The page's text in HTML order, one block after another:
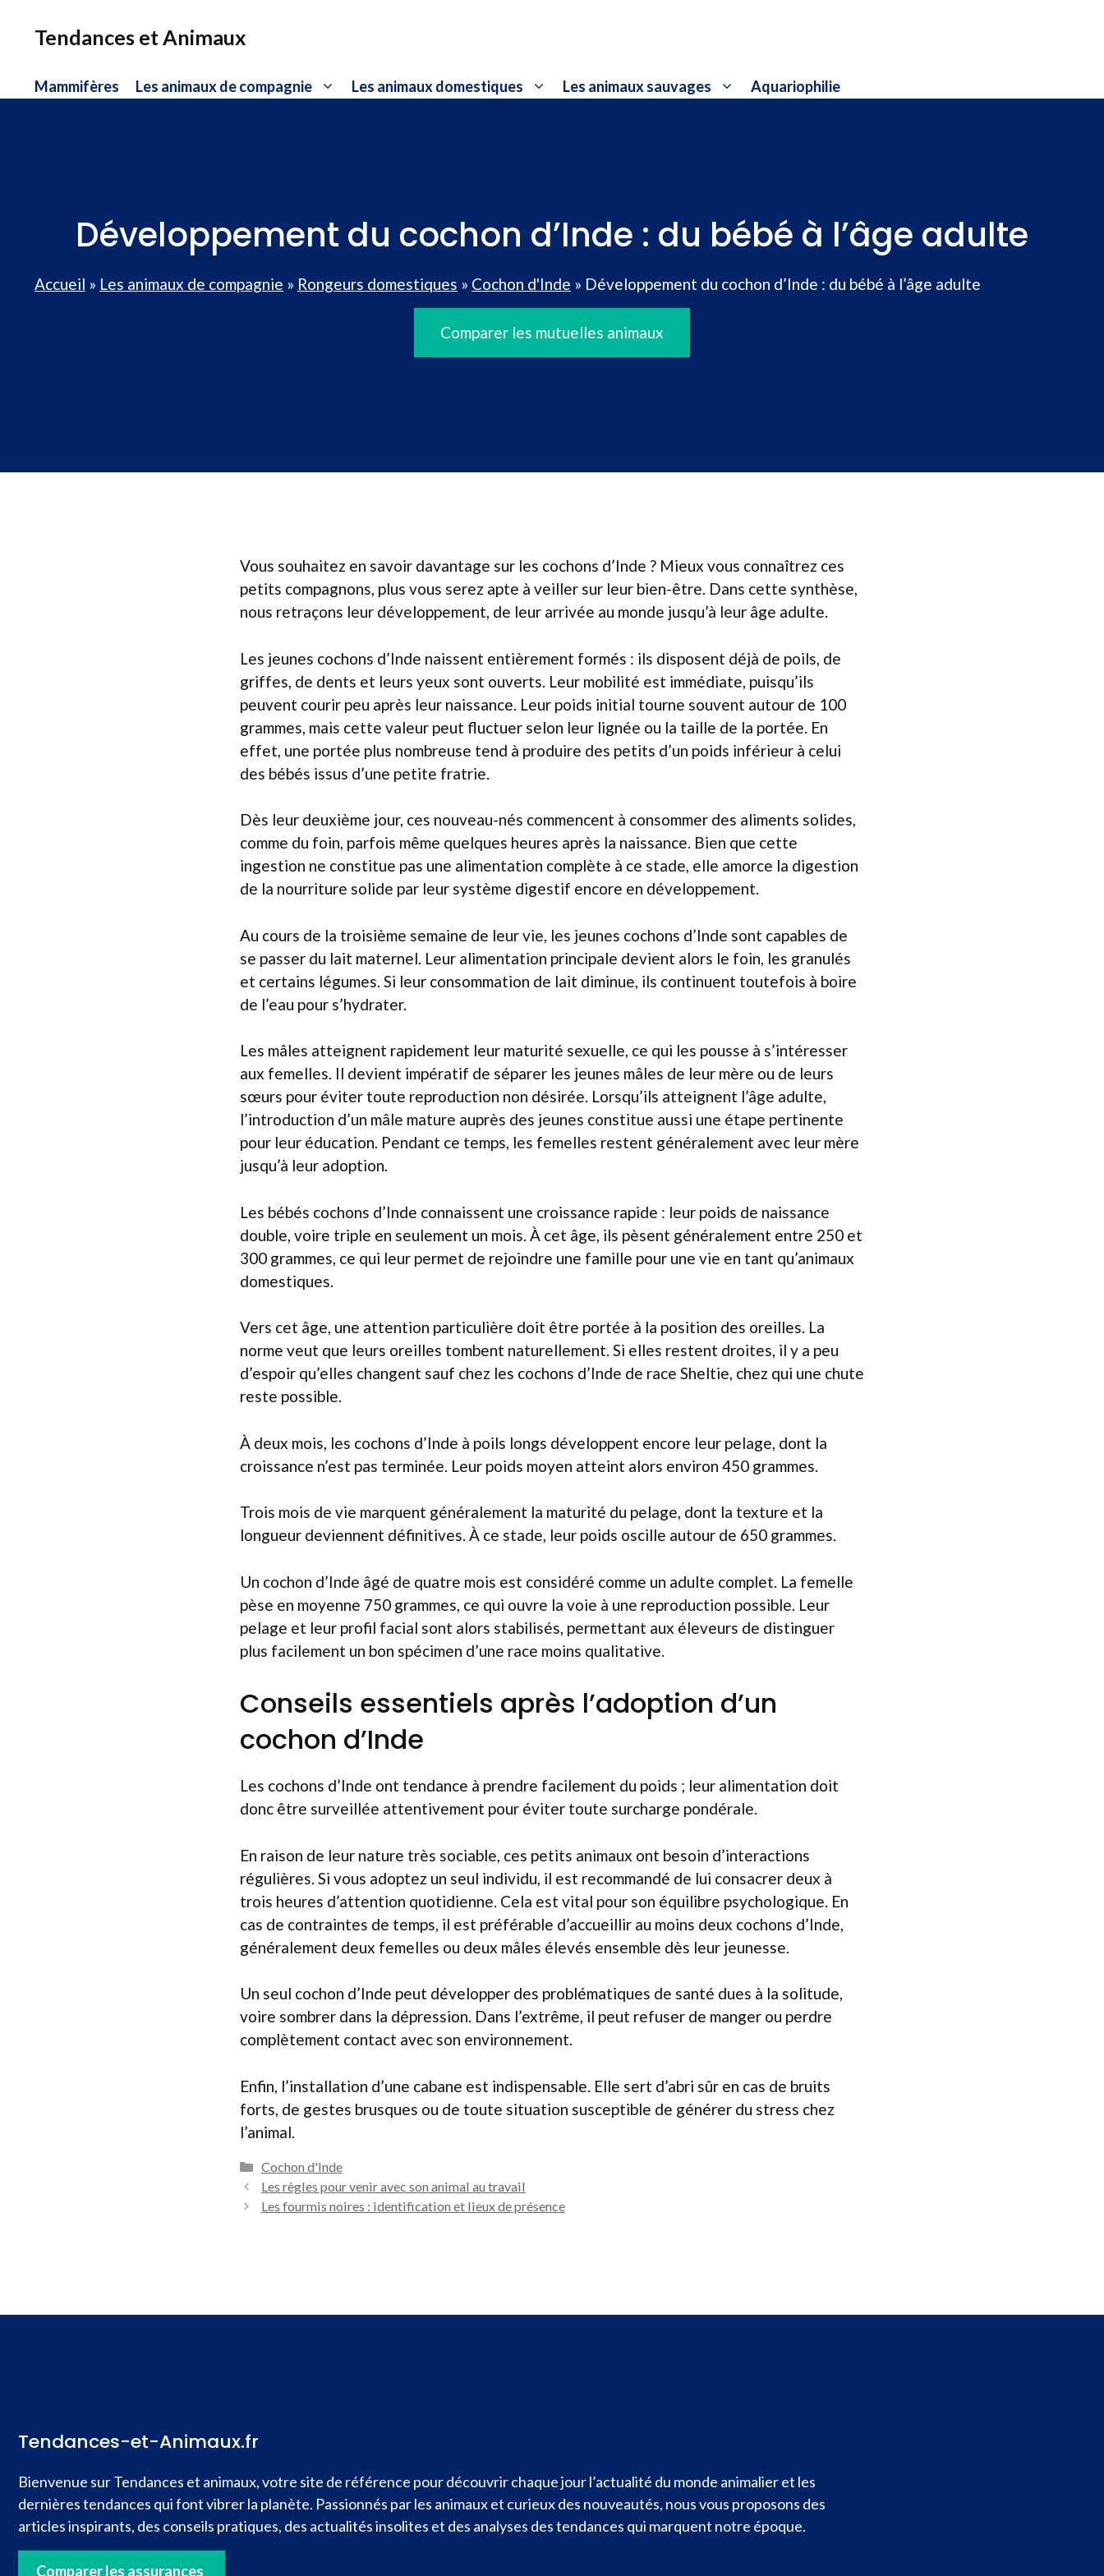
Tendances et Animaux
Mammifères Les animaux de compagnie Les animaux domestiques Les animaux sauvages Aquariophilie
Développement du cochon d’Inde : du bébé à l’âge adulte
Accueil » Les animaux de compagnie » Rongeurs domestiques » Cochon d'Inde » Développement du cochon d’Inde : du bébé à l’âge adulte
Comparer les mutuelles animaux
Vous souhaitez en savoir davantage sur les cochons d’Inde ? Mieux vous connaîtrez ces
petits compagnons, plus vous serez apte à veiller sur leur bien-être. Dans cette synthèse,
nous retraçons leur développement, de leur arrivée au monde jusqu’à leur âge adulte.
Les jeunes cochons d’Inde naissent entièrement formés : ils disposent déjà de poils, de
griffes, de dents et leurs yeux sont ouverts. Leur mobilité est immédiate, puisqu’ils
peuvent courir peu après leur naissance. Leur poids initial tourne souvent autour de 100
grammes, mais cette valeur peut fluctuer selon leur lignée ou la taille de la portée. En
effet, une portée plus nombreuse tend à produire des petits d’un poids inférieur à celui
des bébés issus d’une petite fratrie.
Dès leur deuxième jour, ces nouveau-nés commencent à consommer des aliments solides,
comme du foin, parfois même quelques heures après la naissance. Bien que cette
ingestion ne constitue pas une alimentation complète à ce stade, elle amorce la digestion
de la nourriture solide par leur système digestif encore en développement.
Au cours de la troisième semaine de leur vie, les jeunes cochons d’Inde sont capables de
se passer du lait maternel. Leur alimentation principale devient alors le foin, les granulés
et certains légumes. Si leur consommation de lait diminue, ils continuent toutefois à boire
de l’eau pour s’hydrater.
Les mâles atteignent rapidement leur maturité sexuelle, ce qui les pousse à s’intéresser
aux femelles. Il devient impératif de séparer les jeunes mâles de leur mère ou de leurs
sœurs pour éviter toute reproduction non désirée. Lorsqu’ils atteignent l’âge adulte,
l’introduction d’un mâle mature auprès des jeunes constitue aussi une étape pertinente
pour leur éducation. Pendant ce temps, les femelles restent généralement avec leur mère
jusqu’à leur adoption.
Les bébés cochons d’Inde connaissent une croissance rapide : leur poids de naissance
double, voire triple en seulement un mois. À cet âge, ils pèsent généralement entre 250 et
300 grammes, ce qui leur permet de rejoindre une famille pour une vie en tant qu’animaux
domestiques.
Vers cet âge, une attention particulière doit être portée à la position des oreilles. La
norme veut que leurs oreilles tombent naturellement. Si elles restent droites, il y a peu
d’espoir qu’elles changent sauf chez les cochons d’Inde de race Sheltie, chez qui une chute
reste possible.
À deux mois, les cochons d’Inde à poils longs développent encore leur pelage, dont la
croissance n’est pas terminée. Leur poids moyen atteint alors environ 450 grammes.
Trois mois de vie marquent généralement la maturité du pelage, dont la texture et la
longueur deviennent définitives. À ce stade, leur poids oscille autour de 650 grammes.
Un cochon d’Inde âgé de quatre mois est considéré comme un adulte complet. La femelle
pèse en moyenne 750 grammes, ce qui ouvre la voie à une reproduction possible. Leur
pelage et leur profil facial sont alors stabilisés, permettant aux éleveurs de distinguer
plus facilement un bon spécimen d’une race moins qualitative.
Conseils essentiels après l’adoption d’un
cochon d’Inde
Les cochons d’Inde ont tendance à prendre facilement du poids ; leur alimentation doit
donc être surveillée attentivement pour éviter toute surcharge pondérale.
En raison de leur nature très sociable, ces petits animaux ont besoin d’interactions
régulières. Si vous adoptez un seul individu, il est recommandé de lui consacrer deux à
trois heures d’attention quotidienne. Cela est vital pour son équilibre psychologique. En
cas de contraintes de temps, il est préférable d’accueillir au moins deux cochons d’Inde,
généralement deux femelles ou deux mâles élevés ensemble dès leur jeunesse.
Un seul cochon d’Inde peut développer des problématiques de santé dues à la solitude,
voire sombrer dans la dépression. Dans l’extrême, il peut refuser de manger ou perdre
complètement contact avec son environnement.
Enfin, l’installation d’une cabane est indispensable. Elle sert d’abri sûr en cas de bruits
forts, de gestes brusques ou de toute situation susceptible de générer du stress chez
l’animal.
Catégories
Cochon d'Inde
Les règles pour venir avec son animal au travail
Les fourmis noires : identification et lieux de présence
Tendances-et-Animaux.fr
Bienvenue sur Tendances et animaux, votre site de référence pour découvrir chaque jour l’actualité du monde animalier et les
dernières tendances qui font vibrer la planète. Passionnés par les animaux et curieux des nouveautés, nous vous proposons des
articles inspirants, des conseils pratiques, des actualités insolites et des analyses des tendances qui marquent notre époque.
Comparer les assurances